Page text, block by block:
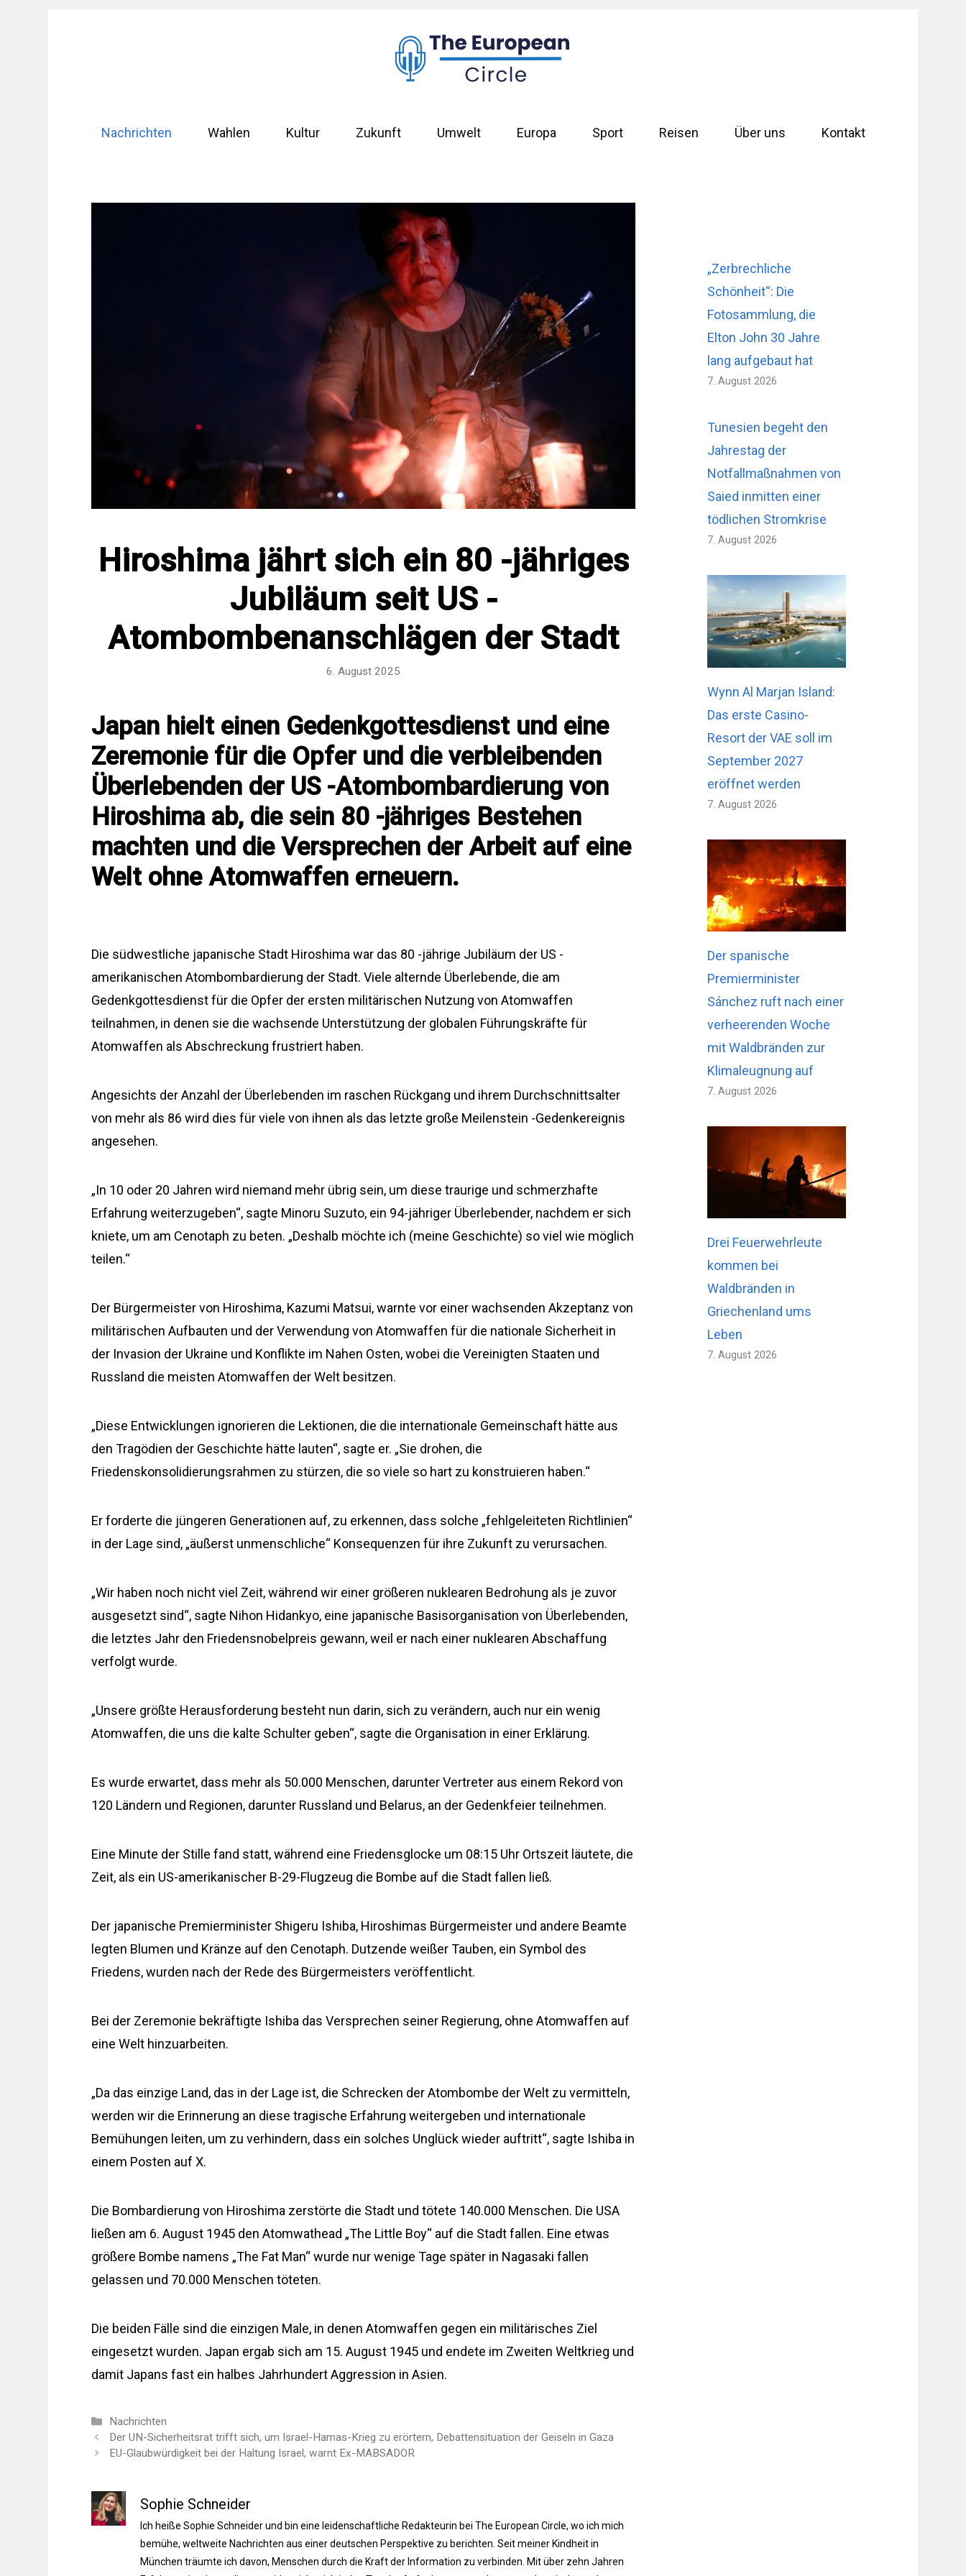
Nachrichten Wahlen Kultur Zukunft Umwelt Europa Sport Reisen Über uns Kontakt
Hiroshima jährt sich ein 80 -jähriges
Jubiläum seit US -
Atombombenanschlägen der Stadt
6. August 2025
Japan hielt einen Gedenkgottesdienst und eine
Zeremonie für die Opfer und die verbleibenden
Überlebenden der US -Atombombardierung von
Hiroshima ab, die sein 80 -jähriges Bestehen
machten und die Versprechen der Arbeit auf eine
Welt ohne Atomwaffen erneuern.
Die südwestliche japanische Stadt Hiroshima war das 80 -jährige Jubiläum der US -
amerikanischen Atombombardierung der Stadt. Viele alternde Überlebende, die am
Gedenkgottesdienst für die Opfer der ersten militärischen Nutzung von Atomwaffen
teilnahmen, in denen sie die wachsende Unterstützung der globalen Führungskräfte für
Atomwaffen als Abschreckung frustriert haben.
Angesichts der Anzahl der Überlebenden im raschen Rückgang und ihrem Durchschnittsalter
von mehr als 86 wird dies für viele von ihnen als das letzte große Meilenstein -Gedenkereignis
angesehen.
„In 10 oder 20 Jahren wird niemand mehr übrig sein, um diese traurige und schmerzhafte
Erfahrung weiterzugeben“, sagte Minoru Suzuto, ein 94-jähriger Überlebender, nachdem er sich
kniete, um am Cenotaph zu beten. „Deshalb möchte ich (meine Geschichte) so viel wie möglich
teilen.“
Der Bürgermeister von Hiroshima, Kazumi Matsui, warnte vor einer wachsenden Akzeptanz von
militärischen Aufbauten und der Verwendung von Atomwaffen für die nationale Sicherheit in
der Invasion der Ukraine und Konflikte im Nahen Osten, wobei die Vereinigten Staaten und
Russland die meisten Atomwaffen der Welt besitzen.
„Diese Entwicklungen ignorieren die Lektionen, die die internationale Gemeinschaft hätte aus
den Tragödien der Geschichte hätte lauten“, sagte er. „Sie drohen, die
Friedenskonsolidierungsrahmen zu stürzen, die so viele so hart zu konstruieren haben.“
Er forderte die jüngeren Generationen auf, zu erkennen, dass solche „fehlgeleiteten Richtlinien“
in der Lage sind, „äußerst unmenschliche“ Konsequenzen für ihre Zukunft zu verursachen.
„Wir haben noch nicht viel Zeit, während wir einer größeren nuklearen Bedrohung als je zuvor
ausgesetzt sind“, sagte Nihon Hidankyo, eine japanische Basisorganisation von Überlebenden,
die letztes Jahr den Friedensnobelpreis gewann, weil er nach einer nuklearen Abschaffung
verfolgt wurde.
„Unsere größte Herausforderung besteht nun darin, sich zu verändern, auch nur ein wenig
Atomwaffen, die uns die kalte Schulter geben“, sagte die Organisation in einer Erklärung.
Es wurde erwartet, dass mehr als 50.000 Menschen, darunter Vertreter aus einem Rekord von
120 Ländern und Regionen, darunter Russland und Belarus, an der Gedenkfeier teilnehmen.
Eine Minute der Stille fand statt, während eine Friedensglocke um 08:15 Uhr Ortszeit läutete, die
Zeit, als ein US-amerikanischer B-29-Flugzeug die Bombe auf die Stadt fallen ließ.
Der japanische Premierminister Shigeru Ishiba, Hiroshimas Bürgermeister und andere Beamte
legten Blumen und Kränze auf den Cenotaph. Dutzende weißer Tauben, ein Symbol des
Friedens, wurden nach der Rede des Bürgermeisters veröffentlicht.
Bei der Zeremonie bekräftigte Ishiba das Versprechen seiner Regierung, ohne Atomwaffen auf
eine Welt hinzuarbeiten.
„Da das einzige Land, das in der Lage ist, die Schrecken der Atombombe der Welt zu vermitteln,
werden wir die Erinnerung an diese tragische Erfahrung weitergeben und internationale
Bemühungen leiten, um zu verhindern, dass ein solches Unglück wieder auftritt“, sagte Ishiba in
einem Posten auf X.
Die Bombardierung von Hiroshima zerstörte die Stadt und tötete 140.000 Menschen. Die USA
ließen am 6. August 1945 den Atomwathead „The Little Boy“ auf die Stadt fallen. Eine etwas
größere Bombe namens „The Fat Man“ wurde nur wenige Tage später in Nagasaki fallen
gelassen und 70.000 Menschen töteten.
Die beiden Fälle sind die einzigen Male, in denen Atomwaffen gegen ein militärisches Ziel
eingesetzt wurden. Japan ergab sich am 15. August 1945 und endete im Zweiten Weltkrieg und
damit Japans fast ein halbes Jahrhundert Aggression in Asien.
Kategorien
Nachrichten
Der UN-Sicherheitsrat trifft sich, um Israel-Hamas-Krieg zu erörtern, Debattensituation der Geiseln in Gaza
EU-Glaubwürdigkeit bei der Haltung Israel, warnt Ex-MABSADOR
Sophie Schneider
Ich heiße Sophie Schneider und bin eine leidenschaftliche Redakteurin bei The European Circle, wo ich mich
bemühe, weltweite Nachrichten aus einer deutschen Perspektive zu berichten. Seit meiner Kindheit in
München träumte ich davon, Menschen durch die Kraft der Information zu verbinden. Mit über zehn Jahren
„Zerbrechliche
Schönheit“: Die
Fotosammlung, die
Elton John 30 Jahre
lang aufgebaut hat
7. August 2026
Tunesien begeht den
Jahrestag der
Notfallmaßnahmen von
Saied inmitten einer
tödlichen Stromkrise
7. August 2026
Wynn Al Marjan Island:
Das erste Casino-
Resort der VAE soll im
September 2027
eröffnet werden
7. August 2026
Der spanische
Premierminister
Sánchez ruft nach einer
verheerenden Woche
mit Waldbränden zur
Klimaleugnung auf
7. August 2026
Drei Feuerwehrleute
kommen bei
Waldbränden in
Griechenland ums
Leben
7. August 2026